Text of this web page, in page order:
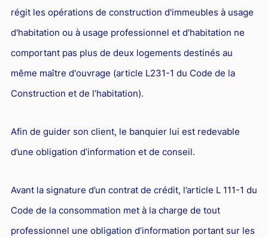
Transmission d'entreprise et avocat
Gestion des crises
Contentieux cession d’entreprise
Droit commercial
Droit de la concurrence
régit les opérations de construction d'immeubles à usage
d'habitation ou à usage professionnel et d'habitation ne
comportant pas plus de deux logements destinés au
même maître d'ouvrage (article L231-1 du Code de la
Construction et de l’habitation).
Afin de guider son client, le banquier lui est redevable
d’une obligation d’information et de conseil.
Avant la signature d’un contrat de crédit, l’article L 111-1 du
Code de la consommation met à la charge de tout
professionnel une obligation d’information portant sur les